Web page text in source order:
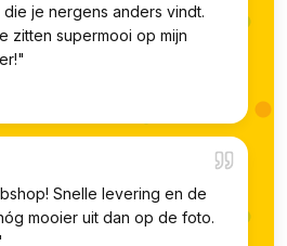
je nergens anders vindt.
zitten supermooi op mijn
"
Snelle levering en de
mooier uit dan op de foto.